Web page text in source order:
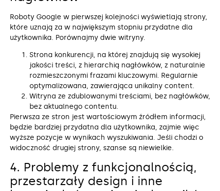
Roboty Google w pierwszej kolejności wyświetlają strony,
które uznają za w największym stopniu przydatne dla
użytkownika. Porównajmy dwie witryny.
Strona konkurencji, na której znajdują się wysokiej
jakości treści, z hierarchią nagłówków, z naturalnie
rozmieszczonymi frazami kluczowymi. Regularnie
optymalizowana, zawierająca unikalny content.
Witryna ze zdublowanymi treściami, bez nagłówków,
bez aktualnego contentu.
Pierwsza ze stron jest wartościowym źródłem informacji,
będzie bardziej przydatna dla użytkownika, zajmie więc
wyższe pozycje w wynikach wyszukiwania. Jeśli chodzi o
widoczność drugiej strony, szanse są niewielkie.
4. Problemy z funkcjonalnością,
przestarzały design i inne